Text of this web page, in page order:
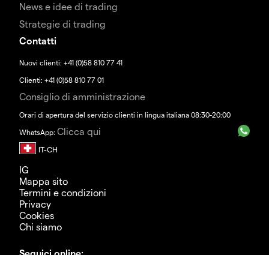
News e idee di trading
Strategie di trading
Contatti
Nuovi clienti: +41 (0)58 810 77 41
Clienti: +41 (0)58 810 77 01
Consiglio di amministrazione
Orari di apertura del servizio clienti in lingua italiana 08:30-20:00
WhatsApp: Clicca qui
IG
Mappa sito
Termini e condizioni
Privacy
Cookies
Chi siamo